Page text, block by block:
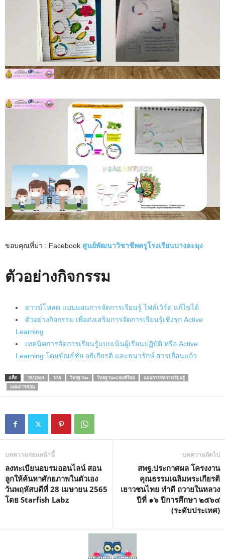
ขอบคุณที่มา : Facebook ศูนย์พัฒนาวิชาชีพครูโรงเรียนบางละมุง
ตัวอย่างกิจกรรม
ดาวน์โหลด แบบแผนการจัดการเรียนรู้ ไฟล์เวิร์ด แก้ไขได้
ตัวอย่างกิจกรรม เพื่อส่งเสริมการจัดการเรียนรู้เชิงรุก Active
Learning
เทคนิคการจัดการเรียนรู้แบบเน้นผู้เรียนปฏิบัติ หรือ Active
Learning โดยขัณธ์ชัย อธิเกียรติ และธนารักษ์ สารเถื่อนแก้ว
แท็ก ว9/2564 วPA วิทยฐานะ วิทยฐานะเกณฑ์ใหม่
แผนการจัดการเรียนรู้
แผนการสอน
บทความก่อนหน้านี้
ลงทะเบียนอบรมออนไลน์ สอน
ลูกให้ค้นหาศักยภาพในตัวเอง
วันพฤหัสบดีที่ 28 เมษายน 2565
โดย Starfish Labz
บทความถัดไป
สพฐ.ประกาศผล โครงงาน
คุณธรรมเฉลิมพระเกียรติ
เยาวชนไทย ทำดี ถวายในหลวง
ปีที่ ๑๖ ปีการศึกษา ๒๕๖๔
(ระดับประเทศ)